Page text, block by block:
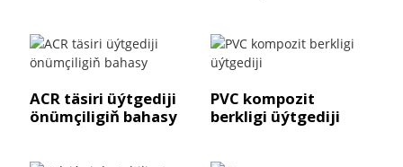
ACR täsiri üýtgediji
önümçiligiň bahasy
PVC kompozit
berkligi üýtgediji